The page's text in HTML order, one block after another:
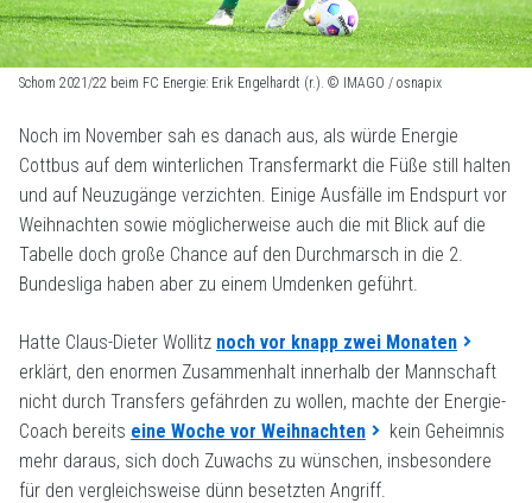
Schom 2021/22 beim FC Energie: Erik Engelhardt (r.). © IMAGO / osnapix
Noch im November sah es danach aus, als würde Energie
Cottbus auf dem winterlichen Transfermarkt die Füße still halten
und auf Neuzugänge verzichten. Einige Ausfälle im Endspurt vor
Weihnachten sowie möglicherweise auch die mit Blick auf die
Tabelle doch große Chance auf den Durchmarsch in die 2.
Bundesliga haben aber zu einem Umdenken geführt.
Hatte Claus-Dieter Wollitz noch vor knapp zwei Monaten
erklärt, den enormen Zusammenhalt innerhalb der Mannschaft
nicht durch Transfers gefährden zu wollen, machte der Energie-
Coach bereits eine Woche vor Weihnachten
kein Geheimnis
mehr daraus, sich doch Zuwachs zu wünschen, insbesondere
für den vergleichsweise dünn besetzten Angriff.